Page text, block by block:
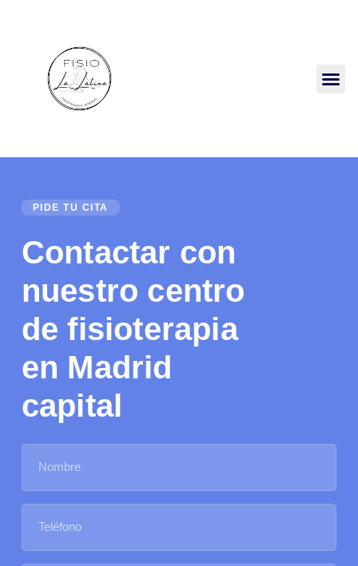
PIDE TU CITA
Contactar con
nuestro centro
de fisioterapia
en Madrid
capital